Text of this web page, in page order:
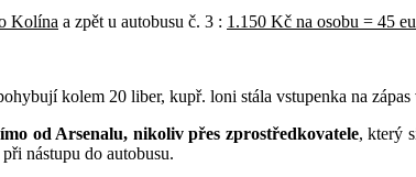
Kolína a zpět u autobusu č. 3 : 1.150 Kč na osobu = 45
kolem 20 liber, kupř. loni stála vstupenka na
od Arsenalu, nikoliv přes zprostředkovatele, který
nástupu do autobusu.